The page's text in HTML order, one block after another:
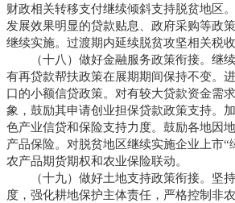
财政相关转移支付继续倾斜支持脱贫地区
发展效果明显的贷款贴息、政府采购等政
继续实施。过渡期内延续脱贫攻坚相关税收
（十八）做好金融服务政策衔接。继续
有再贷款帮扶政策在展期期间保持不变。
口的小额信贷政策。对有较大贷款资金需
象，鼓励其申请创业担保贷款政策支持。
色产业信贷和保险支持力度。鼓励各地因
产品保险。对脱贫地区继续实施企业上市“
农产品期货期权和农业保险联动。
（十九）做好土地支持政策衔接。坚持
度，强化耕地保护主体责任，严格控制非